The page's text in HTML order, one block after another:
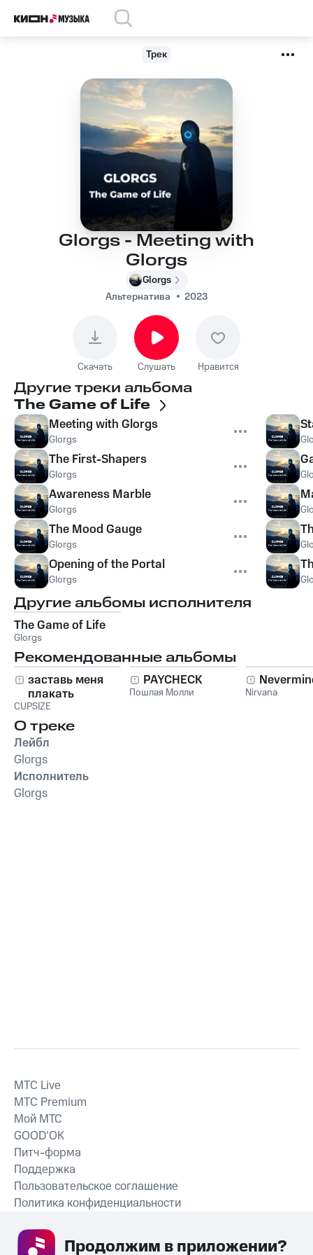
Трек
Glorgs - Meeting with
Glorgs
Glorgs
Альтернатива
2023
Скачать Слушать Нравится
Другие треки альбома
The Game of Life
Meeting with Glorgs
Glorgs
The First-Shapers
Glorgs
Awareness Marble
Glorgs
The Mood Gauge
Glorgs
Opening of the Portal
Glorgs
Другие альбомы исполнителя
The Game of Life
Glorgs
Рекомендованные альбомы
заставь меня
плакать
CUPSIZE
PAYCHECK
Пошлая Молли Nirvana
О треке
Лейбл
Glorgs
Исполнитель
Glorgs
СКАЧАТЬ ПРИЛОЖЕНИЕ
MTС Live
MTС Premium
Мой МТС
GOOD’OK
Питч-форма
Поддержка
Пользовательское соглашение
Политика конфиденциальности